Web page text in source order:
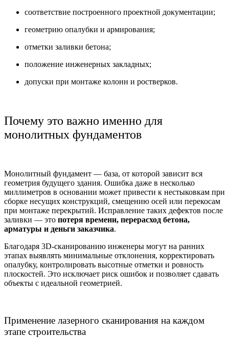
соответствие построенного проектной документации;
геометрию опалубки и армирования;
отметки заливки бетона;
положение инженерных закладных;
допуски при монтаже колонн и ростверков.
Почему это важно именно для
монолитных фундаментов
Монолитный фундамент — база, от которой зависит вся
геометрия будущего здания. Ошибка даже в несколько
миллиметров в основании может привести к нестыковкам при
сборке несущих конструкций, смещению осей или перекосам
при монтаже перекрытий. Исправление таких дефектов после
заливки — это потеря времени, перерасход бетона,
арматуры и деньги заказчика.
Благодаря 3D-сканированию инженеры могут на ранних
этапах выявлять минимальные отклонения, корректировать
опалубку, контролировать высотные отметки и ровность
плоскостей. Это исключает риск ошибок и позволяет сдавать
объекты с идеальной геометрией.
Применение лазерного сканирования на каждом
этапе строительства